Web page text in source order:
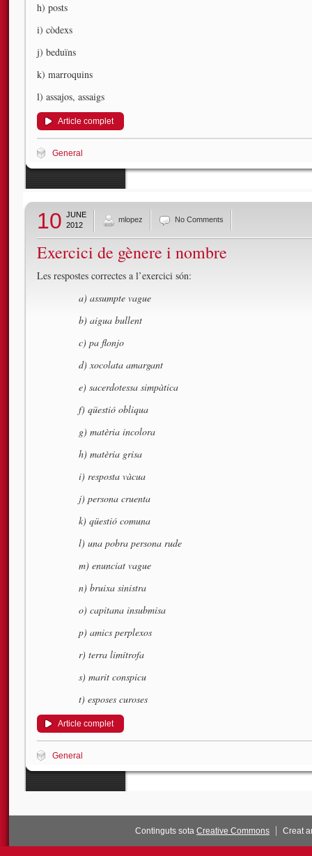
h) posts
i) còdexs
j) beduïns
k) marroquins
l) assajos, assaigs
Article complet
General
10 JUNE
2012
mlopez No Comments
Exercici de gènere i nombre
Les respostes correctes a l’exercici són:
a) assumpte vague
b) aigua bullent
c) pa flonjo
d) xocolata amargant
e) sacerdotessa simpàtica
f) qüestió obliqua
g) matèria incolora
h) matèria grisa
i) resposta vàcua
j) persona cruenta
k) qüestió comuna
l) una pobra persona rude
m) enunciat vague
n) bruixa sinistra
o) capitana insubmisa
p) amics perplexos
r) terra limítrofa
s) marit conspicu
t) esposes curoses
Article complet
General
Continguts sota Creative Commons Creat